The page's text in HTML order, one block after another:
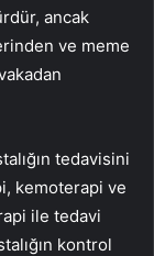
ancak
ve meme
tedavisini
kemoterapi ve
ile tedavi
kontrol